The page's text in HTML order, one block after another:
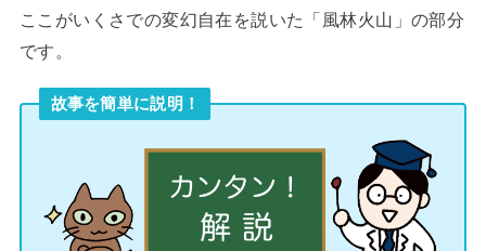
ここがいくさでの変幻自在を説いた「風林火山」の部分
です。
故事を簡単に説明！